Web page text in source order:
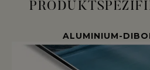
ALUMINIUM-